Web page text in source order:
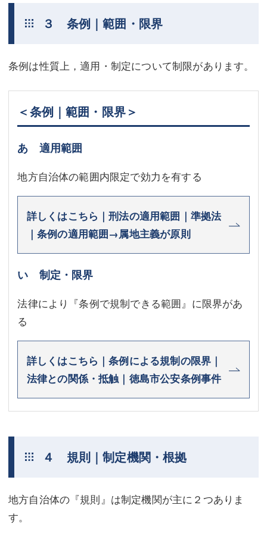
３ 条例｜範囲・限界
条例は性質上，適用・制定について制限があります。
＜条例｜範囲・限界＞
あ 適用範囲
地方自治体の範囲内限定で効力を有する
詳しくはこちら｜刑法の適用範囲｜準拠法
｜条例の適用範囲→属地主義が原則
い 制定・限界
法律により『条例で規制できる範囲』に限界があ
る
詳しくはこちら｜条例による規制の限界｜
法律との関係・抵触｜徳島市公安条例事件
４ 規則｜制定機関・根拠
地方自治体の『規則』は制定機関が主に２つありま
す。